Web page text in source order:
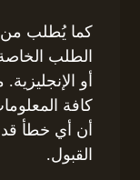
كما يُطلب من
الطلب الخاصة
أو
كافة
أن أي خطأ قد
القبول.